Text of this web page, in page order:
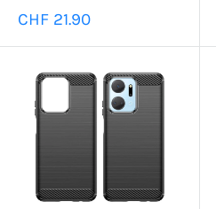
Sonderpreis
CHF 21.90